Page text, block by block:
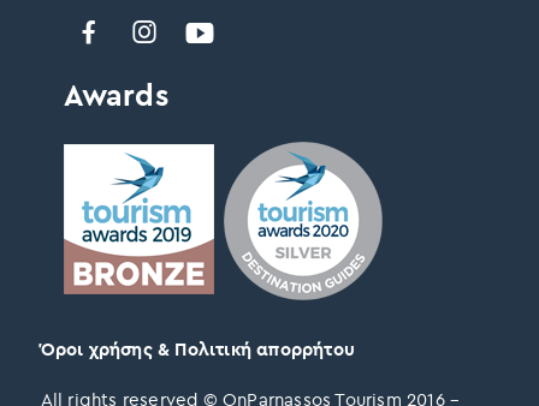
Awards
All rights reserved © OnParnassos Tourism 2016 –
Όροι χρήσης & Πολιτική απορρήτου